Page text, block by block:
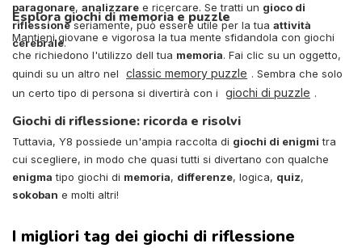
paragonare, analizzare e ricercare. Se tratti un gioco di
riflessioneseriamente, può essere utile per la tua attività
cerebrale.
Esplora giochi di memoria e puzzle
Mantieni giovane e vigorosa la tua mente sfidandola con giochi
che richiedono l'utilizzo dell tua memoria. Fai clic su un oggetto,
quindi su un altro nel
classic memory puzzle . Sembra che solo
un certo tipo di persona si divertirà con i
giochi di puzzle .
Giochi di riflessione: ricorda e risolvi
Tuttavia, Y8 possiede un'ampia raccolta di giochi di enigmi tra
cui scegliere, in modo che quasi tutti si divertano con qualche
enigma tipo giochi di memoria, differenze, logica, quiz,
sokoban e molti altri!
I migliori tag dei giochi di riflessione